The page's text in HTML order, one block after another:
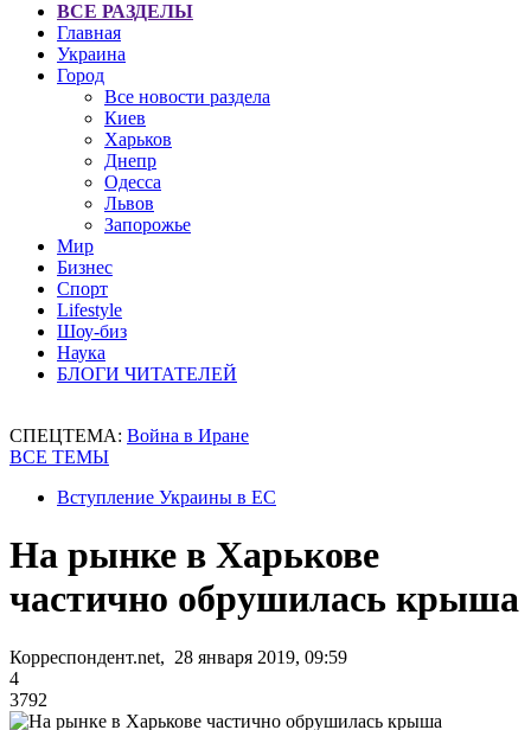
ВСЕ РАЗДЕЛЫ
Главная
Украина
Город
Все новости раздела
Киев
Харьков
Днепр
Одесса
Львов
Запорожье
Мир
Бизнес
Спорт
Lifestyle
Шоу-биз
Наука
БЛОГИ ЧИТАТЕЛЕЙ
СПЕЦТЕМА: Война в Иране
ВСЕ ТЕМЫ
Вступление Украины в ЕС
На рынке в Харькове
частично обрушилась крыша
Корреспондент.net, 28 января 2019, 09:59
4
3792